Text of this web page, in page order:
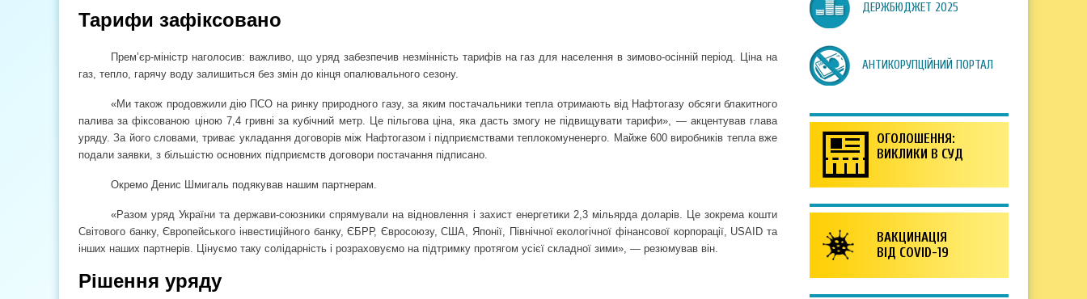
Тарифи зафіксовано
Прем’єр-міністр наголосив: важливо, що уряд забезпечив незмінність тарифів на газ для населення в зимово-осінній період. Ціна на
газ, тепло, гарячу воду залишиться без змін до кінця опалювального сезону.
«Ми також продовжили дію ПСО на ринку природного газу, за яким постачальники тепла отримають від Нафтогазу обсяги блакитного
палива за фіксованою ціною 7,4 гривні за кубічний метр. Це пільгова ціна, яка дасть змогу не підвищувати тарифи», — акцентував глава
уряду. За його словами, триває укладання договорів між Нафтогазом і підприємствами теплокомуненерго. Майже 600 виробників тепла вже
подали заявки, з більшістю основних підприємств договори постачання підписано.
Окремо Денис Шмигаль подякував нашим партнерам.
«Разом уряд України та держави-союзники спрямували на відновлення і захист енергетики 2,3 мільярда доларів. Це зокрема кошти
Світового банку, Європейського інвестиційного банку, ЄБРР, Євросоюзу, США, Японії, Північної екологічної фінансової корпорації, USAID та
інших наших партнерів. Цінуємо таку солідарність і розраховуємо на підтримку протягом усієї складної зими», — резюмував він.
Рішення уряду
ДЕРЖБЮДЖЕТ 2025
АНТИКОРУПЦІЙНИЙ ПОРТАЛ
ОГОЛОШЕННЯ:
ВИКЛИКИ В СУД
ВАКЦИНАЦІЯ
ВІД COVID-19